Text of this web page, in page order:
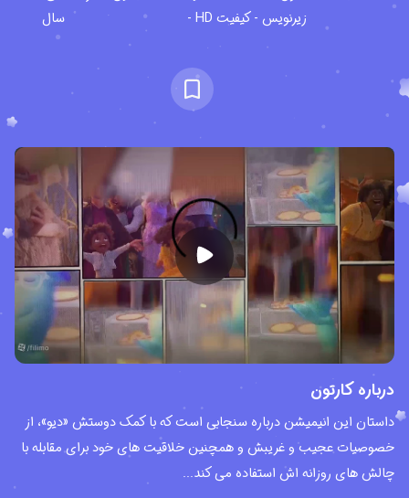
زیرنویس - کیفیت HD -
سال
درباره کارتون
داستان این انیمیشن درباره سنجابی است که با کمک دوستش «دیو»، از
خصوصیات عجیب و غریبش و همچنین خلاقیت های خود برای مقابله با
چالش های روزانه اش استفاده می کند...